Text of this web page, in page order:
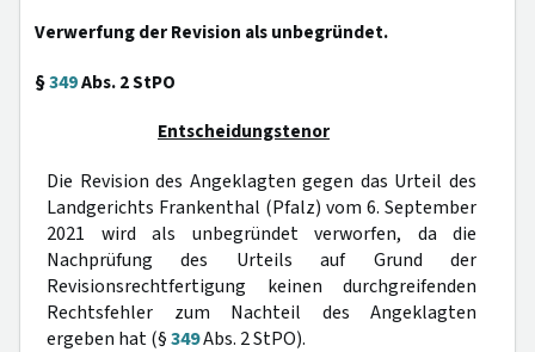
Verwerfung der Revision als unbegründet.
§349Abs. 2 StPO
Entscheidungstenor
Die Revision des Angeklagten gegen das Urteil des
Landgerichts Frankenthal (Pfalz) vom 6. September
2021 wird als unbegründet verworfen, da die
Nachprüfung des Urteils auf Grund der
Revisionsrechtfertigung keinen durchgreifenden
Rechtsfehler zum Nachteil des Angeklagten
ergeben hat (§349Abs. 2 StPO).